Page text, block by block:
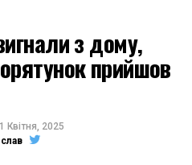
з дому,
прийшов
1 Квітня, 2025